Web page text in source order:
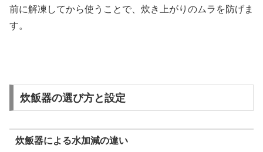
前に解凍してから使うことで、炊き上がりのムラを防げま
す。
炊飯器の選び方と設定
炊飯器による水加減の違い